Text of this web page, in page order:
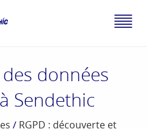
données
Sendethic
/ RGPD : découverte et